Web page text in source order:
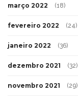
março 2022 (18)
fevereiro 2022 (24)
janeiro 2022 (36)
dezembro 2021 (32)
novembro 2021 (29)